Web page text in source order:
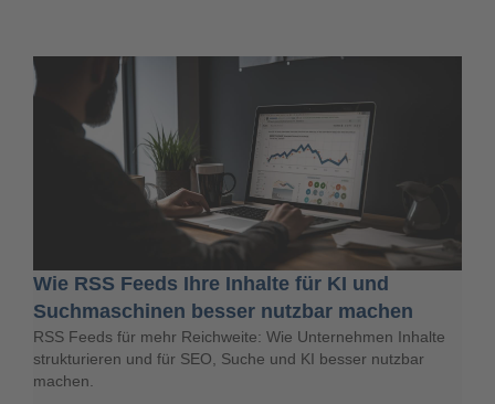
Wie RSS Feeds Ihre Inhalte für KI und
Suchmaschinen besser nutzbar machen
RSS Feeds für mehr Reichweite: Wie Unternehmen Inhalte
strukturieren und für SEO, Suche und KI besser nutzbar
machen.